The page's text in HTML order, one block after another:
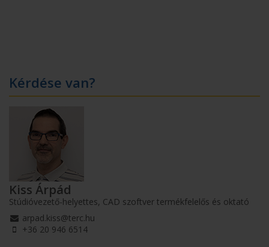
Kérdése van?
Kiss Árpád
Stúdióvezető-helyettes, CAD szoftver termékfelelős és oktató
arpad.kiss@terc.hu
+36 20 946 6514